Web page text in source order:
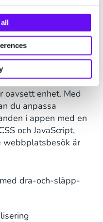
med
konverteringen med
enhet. Med
du anpassa
i appen med en
och JavaScript,
webbplatsbesök är
dra-och-släpp-